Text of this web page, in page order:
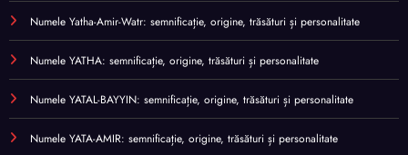
Numele Yatha-Amir-Watr: semnificație, origine, trăsături și personalitate
Numele YATHA: semnificație, origine, trăsături și personalitate
Numele YATAL-BAYYIN: semnificație, origine, trăsături și personalitate
Numele YATA-AMIR: semnificație, origine, trăsături și personalitate